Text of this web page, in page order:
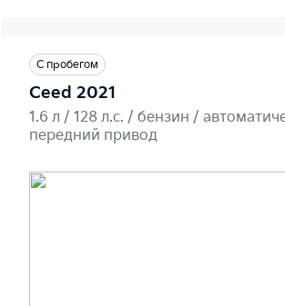
С пробегом
Ceed 2021
1.6 л / 128 л.c. / бензин /
передний привод